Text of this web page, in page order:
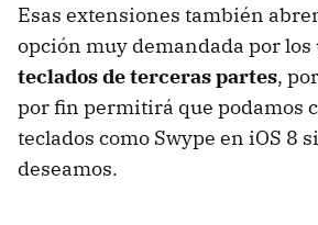
Esas extensiones también
opción muy demandada por los
teclados de terceras partes,
por fin permitirá que podamos
teclados como Swype en iOS 8
deseamos.